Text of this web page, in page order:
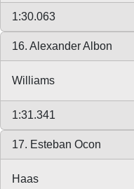
1:30.063
16. Alexander Albon
Williams
1:31.341
17. Esteban Ocon
Haas